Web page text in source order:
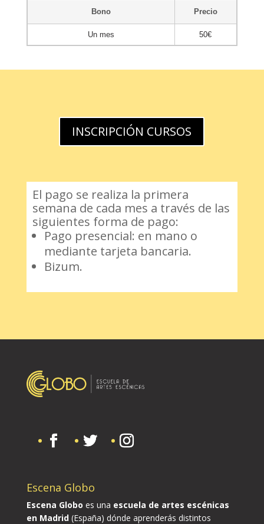
Bono Precio
Un mes 50€
INSCRIPCIÓN CURSOS
El pago se realiza la primera
semana de cada mes a través de las
siguientes forma de pago:
Pago presencial: en mano o
mediante tarjeta bancaria.
Bizum.
Escena Globo
Escena Globo es una escuela de artes escénicas
en Madrid(España) dónde aprenderás distintos